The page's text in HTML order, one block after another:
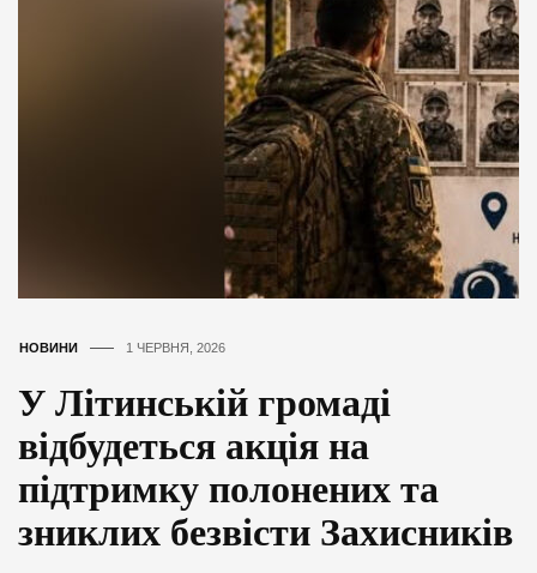
НОВИНИ 1 ЧЕРВНЯ, 2026
У Літинській громаді
відбудеться акція на
підтримку полонених та
зниклих безвісти Захисників